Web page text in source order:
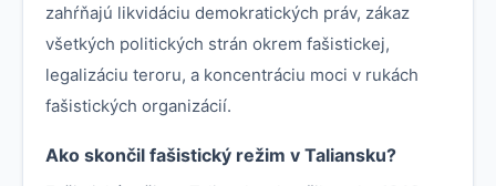
zahŕňajú likvidáciu demokratických práv, zákaz
všetkých politických strán okrem fašistickej,
legalizáciu teroru, a koncentráciu moci v rukách
fašistických organizácií.
Ako skončil fašistický režim v Taliansku?